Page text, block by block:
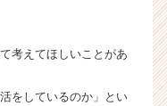
考えてほしいことがあ
をしているのか」とい